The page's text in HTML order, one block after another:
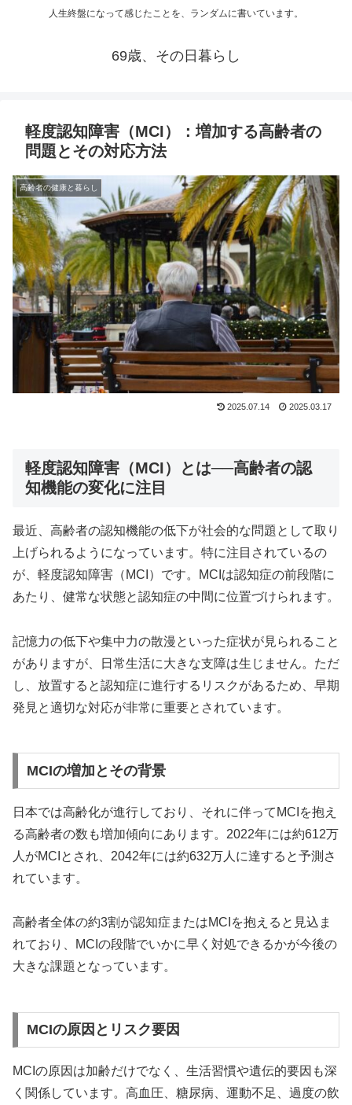
人生終盤になって感じたことを、ランダムに書いています。
69歳、その日暮らし
軽度認知障害（MCI）：増加する高齢者の
問題とその対応方法
高齢者の健康と暮らし
2025.07.14 2025.03.17
軽度認知障害（MCI）とは──高齢者の認
知機能の変化に注目
最近、高齢者の認知機能の低下が社会的な問題として取り
上げられるようになっています。特に注目されているの
が、軽度認知障害（MCI）です。MCIは認知症の前段階に
あたり、健常な状態と認知症の中間に位置づけられます。
記憶力の低下や集中力の散漫といった症状が見られること
がありますが、日常生活に大きな支障は生じません。ただ
し、放置すると認知症に進行するリスクがあるため、早期
発見と適切な対応が非常に重要とされています。
MCIの増加とその背景
日本では高齢化が進行しており、それに伴ってMCIを抱え
る高齢者の数も増加傾向にあります。2022年には約612万
人がMCIとされ、2042年には約632万人に達すると予測さ
れています。
高齢者全体の約3割が認知症またはMCIを抱えると見込ま
れており、MCIの段階でいかに早く対処できるかが今後の
大きな課題となっています。
MCIの原因とリスク要因
MCIの原因は加齢だけでなく、生活習慣や遺伝的要因も深
く関係しています。高血圧、糖尿病、運動不足、過度の飲